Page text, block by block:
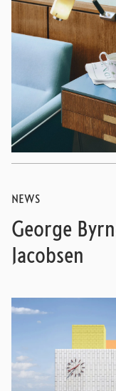
NEWS
George
Jacobsen